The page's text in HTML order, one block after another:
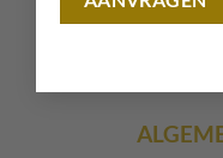
Met elke